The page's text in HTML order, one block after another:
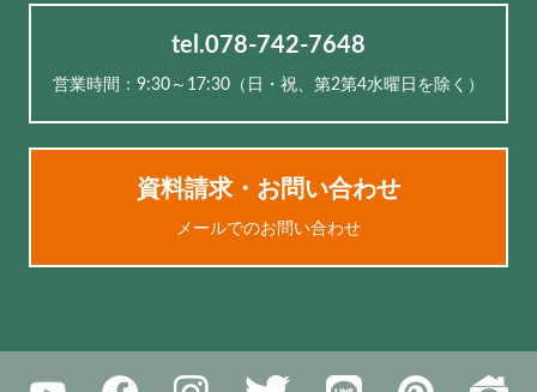
tel.078-742-7648
営業時間：9:30～17:30（⽇・祝、第2第4水曜日を除く）
資料請求・お問い合わせ
メールでのお問い合わせ